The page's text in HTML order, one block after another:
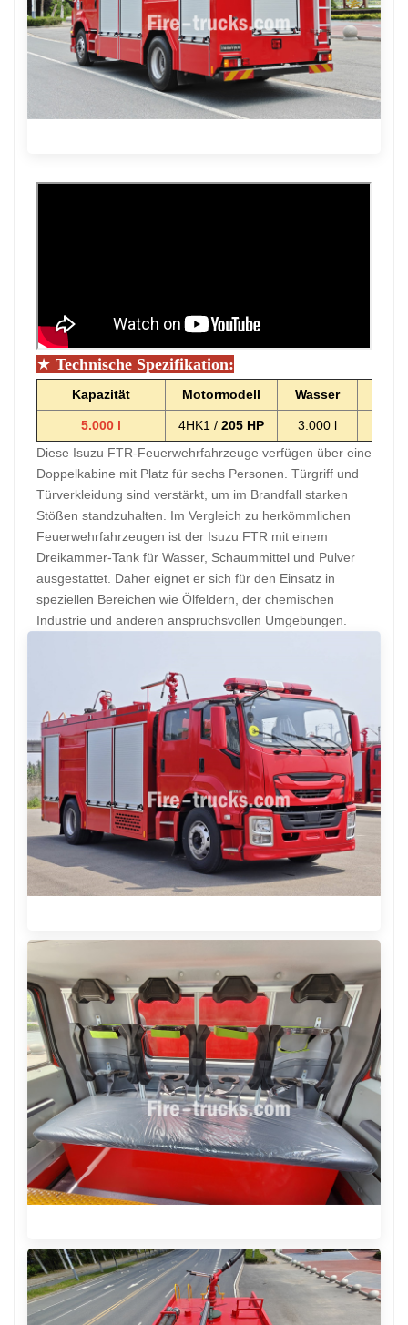
★ Technische Spezifikation:
Kapazität Motormodell Wasser
5.000 l 4HK1 / 205 HP 3.000 l
Diese Isuzu FTR-Feuerwehrfahrzeuge verfügen über eine
Doppelkabine mit Platz für sechs Personen. Türgriff und
Türverkleidung sind verstärkt, um im Brandfall starken
Stößen standzuhalten. Im Vergleich zu herkömmlichen
Feuerwehrfahrzeugen ist der Isuzu FTR mit einem
Dreikammer-Tank für Wasser, Schaummittel und Pulver
ausgestattet. Daher eignet er sich für den Einsatz in
speziellen Bereichen wie Ölfeldern, der chemischen
Industrie und anderen anspruchsvollen Umgebungen.